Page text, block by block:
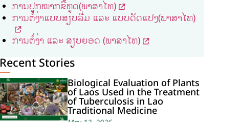
ການປູກໝາກຂີ້ຫູດ(ພາສາໄທ)
ການຕໍ່ງ່າແບບສຽບລີ່ມ ແລະ ແບບດັດແປງ(ພາສາໄທ)
ການຕໍ່ງ່າ ແລະ ສຽບຍອດ (ພາສາໄທ)
Recent Stories
Biological Evaluation of Plants
of Laos Used in the Treatment
of Tuberculosis in Lao
Traditional Medicine